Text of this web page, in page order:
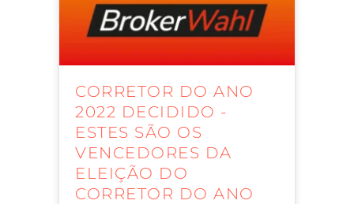
CORRETOR DO ANO
2022 DECIDIDO -
ESTES SÃO OS
VENCEDORES DA
ELEIÇÃO DO
CORRETOR DO ANO